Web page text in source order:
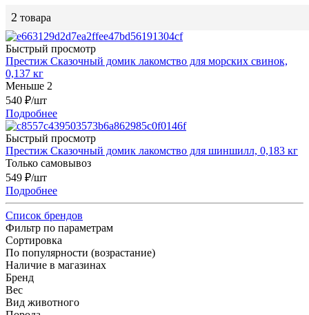
2 товара
Быстрый просмотр
Престиж Сказочный домик лакомство для морских свинок,
0,137 кг
Меньше 2
540 ₽/шт
Подробнее
Быстрый просмотр
Престиж Сказочный домик лакомство для шиншилл, 0,183 кг
Только самовывоз
549 ₽/шт
Подробнее
Список брендов
Фильтр по параметрам
Сортировка
По популярности (возрастание)
Наличие в магазинах
Бренд
Вес
Вид животного